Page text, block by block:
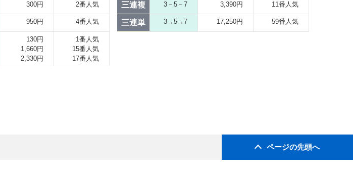
300円 2番人気
950円 4番人気
130円
1,660円
2,330円
1番人気
15番人気
17番人気
三連複 3－5－7 3,390円 11番人気
三連単 3→5→7 17,250円 59番人気
ページの先頭へ